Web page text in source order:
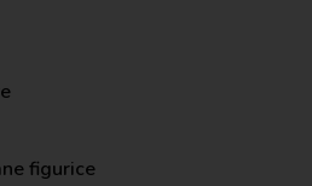
figurice